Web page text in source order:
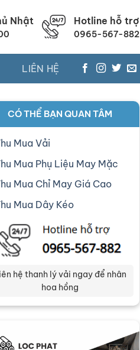
Nhật Hotline hỗ trợ
0965-567-882
LIÊN HỆ
CÓ THỂ BẠN QUAN TÂM
Mua Vải
Mua Phụ Liệu May Mặc
Mua Chỉ May Giá Cao
Mua Dây Kéo
hệ thanh lý vải ngay để nhân
hoa hồng